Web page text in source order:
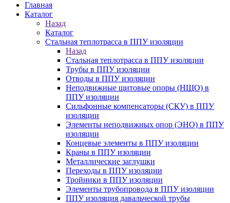
Главная
Каталог
Назад
Каталог
Стальная теплотрасса в ППУ изоляции
Назад
Стальная теплотрасса в ППУ изоляции
Трубы в ППУ изоляции
Отводы в ППУ изоляции
Неподвижные щитовые опоры (НЩО) в
ППУ изоляции
Cильфонные компенсаторы (СКУ) в ППУ
изоляции
Элементы неподвижных опор (ЭНО) в ППУ
изоляции
Концевые элементы в ППУ изоляции
Краны в ППУ изоляции
Металлические заглушки
Переходы в ППУ изоляции
Тройники в ППУ изоляции
Элементы трубопровода в ППУ изоляции
ППУ изоляция давальческой трубы